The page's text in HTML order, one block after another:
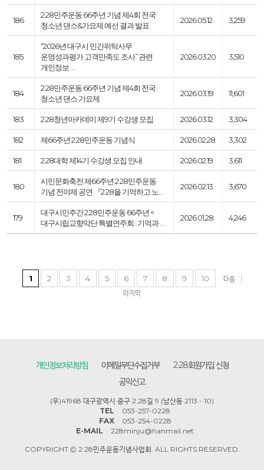
186
2·28민주운동 66주년 기념 제4회 전국
청소년 댄스&가요제 예선 결과 발표
2026.05.12 3,259
185
“2026년 대구시 민간위탁사무
운영성과평가 고객만족도 조사” 관련
개인정보 …
2026.03.20 3,510
184
2·28민주운동 66주년 기념 제4회 전국
청소년 댄스·가요제
2026.03.19 11,601
183 2·28청년아카데미 제9기 수강생 모집 2026.03.12 3,304
182 제66주년 2·28민주운동 기념식 2026.02.28 3,302
181 2·28대학 제14기 수강생 모집 안내 2026.02.19 3,611
180
시민문화축전 제66주년 2·28민주운동
기념 전야제 공연 『2·28을 기억하고 노…
2026.02.13 3,670
179
대구시민주간 2.28민주운동 66주년 <
대구시립교향악단 특별연주회 : 기억과 …
2026.01.28 4,246
1 2 3 4 5 6 7 8 9 10
다음
마지막
개인정보처리방침 이메일무단수집거부
2·28회원가입 신청
공익신고
(우)41968 대구광역시 중구 2.28길 9 (남산동 2113 - 10)
TEL
053-257-0228
FAX
053-254-0228
E-MAIL
228minju@hanmail.net
COPYRIGHT Ⓒ 2·28민주운동기념사업회. ALL RIGHTS RESERVED.